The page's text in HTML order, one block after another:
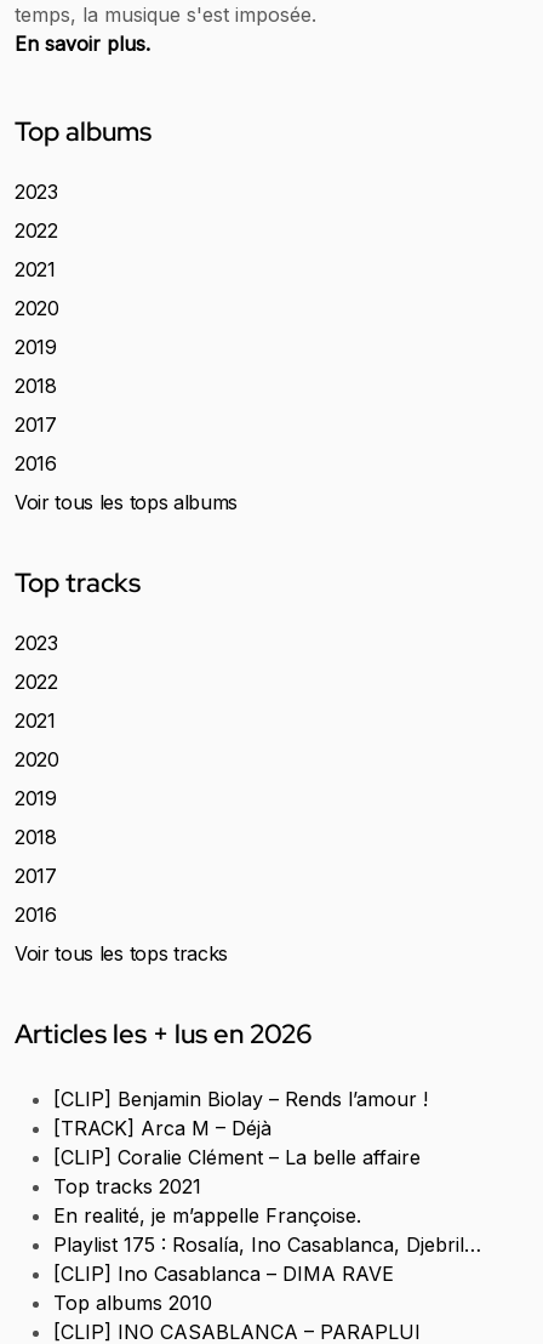
temps, la musique s'est imposée.
En savoir plus.
Top albums
2023
2022
2021
2020
2019
2018
2017
2016
Voir tous les tops albums
Top tracks
2023
2022
2021
2020
2019
2018
2017
2016
Voir tous les tops tracks
Articles les + lus en 2026
[CLIP] Benjamin Biolay – Rends l’amour !
[TRACK] Arca M – Déjà
[CLIP] Coralie Clément – La belle affaire
Top tracks 2021
En realité, je m’appelle Françoise.
Playlist 175 : Rosalía, Ino Casablanca, Djebril…
[CLIP] Ino Casablanca – DIMA RAVE
Top albums 2010
[CLIP] INO CASABLANCA – PARAPLUI